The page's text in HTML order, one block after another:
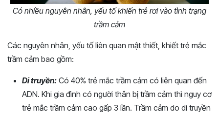
Có nhiều nguyên nhân, yếu tố khiến trẻ rơi vào tình trạng
trầm cảm
Các nguyên nhân, yếu tố liên quan mật thiết, khiết trẻ mắc
trầm cảm bao gồm:
Di truyền: Có 40% trẻ mắc trầm cảm có liên quan đến
ADN. Khi gia đình có người thân bị trầm cảm thì nguy cơ
trẻ mắc trầm cảm cao gấp 3 lần. Trầm cảm do di truyền